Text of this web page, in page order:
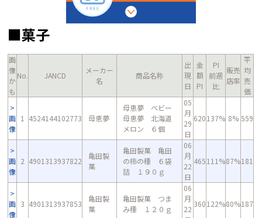
■菓子
画
像
か
も
No. JANCD
メーカー
名
商品名称
出
現
日
金
額
PI
PI
前週
比
販売
店率
平
均
売
価
画
像
1 4524144102773 母恵夢
母恵夢 ベビー
母恵夢 北海道
メロン ６個
05
月
29
日
620137% 8% 559
画
像
2 4901313937822
亀田製
菓
亀田製菓 亀田
の柿の種 ６袋
詰 １９０ｇ
06
月
22
日
465111%87%181
画
像
3 4901313937853
亀田製
菓
亀田製菓 つま
み種 １２０ｇ
06
月
22
360122%80%187